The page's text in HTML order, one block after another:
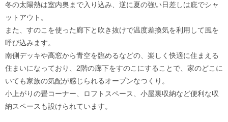
冬の太陽熱は室内奥まで入り込み、逆に夏の強い日差しは庇でシャ
ットアウト。
また、すのこを使った廊下と吹き抜けで温度差換気を利用して風を
呼び込みます。
南側デッキや高窓から青空を臨めるなどの、楽しく快適に住まえる
住まいになっており、2階の廊下をすのこにすることで、家のどこに
いても家族の気配が感じられるオープンなつくり。
小上がりの畳コーナー、ロフトスペース、小屋裏収納など便利な収
納スペースも設けられています。